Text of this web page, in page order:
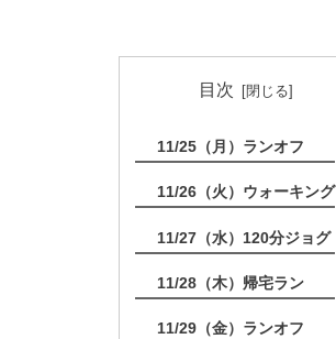
目次
11/25（月）ランオフ
11/26（火）ウォーキング
11/27（水）120分ジョグ
11/28（木）帰宅ラン
11/29（金）ランオフ